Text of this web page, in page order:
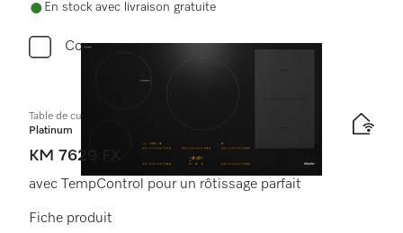
En stock avec livraison gratuite
Comparer
Table de cuisson à induction
Platinum
KM 7629 FX
avec TempControl pour un rôtissage parfait
Fiche produit